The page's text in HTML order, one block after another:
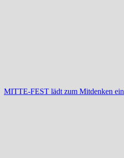
MITTE-FEST lädt zum Mitdenken ein